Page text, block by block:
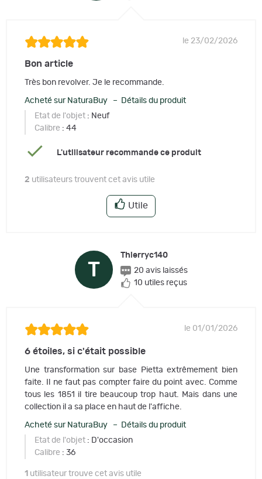
le 23/02/2026
Bon article
Très bon revolver. Je le recommande.
Acheté sur NaturaBuy – Détails du produit
Etat de l'objet : Neuf
Calibre : 44
L'utilisateur recommande ce produit
2 utilisateurs trouvent cet avis utile
Utile
T
Thierryc140
20 avis laissés
10 utiles reçus
le 01/01/2026
6 étoiles, si c'était possible
Une transformation sur base Pietta extrêmement bien
faite. Il ne faut pas compter faire du point avec. Comme
tous les 1851 il tire beaucoup trop haut. Mais dans une
collection il a sa place en haut de l'affiche.
Acheté sur NaturaBuy – Détails du produit
Etat de l'objet : D'occasion
Calibre : 36
1 utilisateur trouve cet avis utile